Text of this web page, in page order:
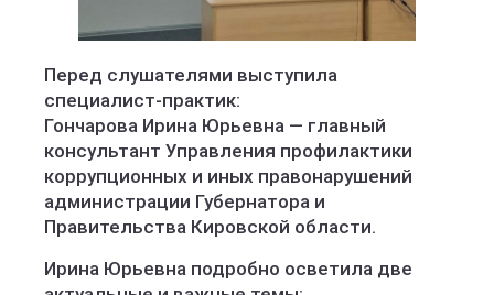
Перед слушателями выступила
специалист-практик:
Гончарова Ирина Юрьевна — главный
консультант Управления профилактики
коррупционных и иных правонарушений
администрации Губернатора и
Правительства Кировской области.
Ирина Юрьевна подробно осветила две